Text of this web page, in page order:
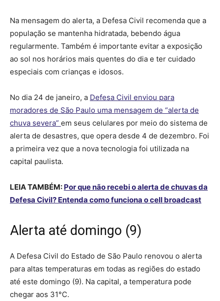
Na mensagem do alerta, a Defesa Civil recomenda que a
população se mantenha hidratada, bebendo água
regularmente. Também é importante evitar a exposição
ao sol nos horários mais quentes do dia e ter cuidado
especiais com crianças e idosos.
No dia 24 de janeiro, a Defesa Civil enviou para
moradores de São Paulo uma mensagem de “alerta de
chuva severa” em seus celulares por meio do sistema de
alerta de desastres, que opera desde 4 de dezembro. Foi
a primeira vez que a nova tecnologia foi utilizada na
capital paulista.
LEIA TAMBÉM: Por que não recebi o alerta de chuvas da
Defesa Civil? Entenda como funciona o cell broadcast
Alerta até domingo (9)
A Defesa Civil do Estado de São Paulo renovou o alerta
para altas temperaturas em todas as regiões do estado
até este domingo (9). Na capital, a temperatura pode
chegar aos 31°C.